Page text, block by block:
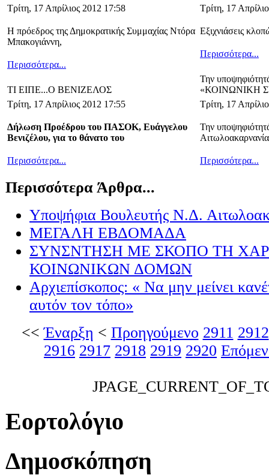
Τρίτη, 17 Απρίλιος 2012 17:58
Η πρόεδρος της Δημοκρατικής Συμμαχίας Ντόρα
Μπακογιάννη,
Περισσότερα...
ΤΙ ΕΙΠΕ...Ο ΒΕΝΙΖΕΛΟΣ
Τρίτη, 17 Απρίλιος 2012 17:55
Δήλωση Προέδρου του ΠΑΣΟΚ, Ευάγγελου
Βενιζέλου, για το θάνατο του
Περισσότερα...
Τρίτη, 17
Εξιχνιάσεις
Περισσότερα...
Την
«ΚΟΙΝΩΝΙΚΗ
Τρίτη, 17
Την
Περισσότερα...
Περισσότερα Άρθρα...
Υποψήφια Βουλευτής Ν.Δ.
ΜΕΓΑΛΗ ΕΒΔΟΜΑΔΑ
ΣΥΝΣΝΤΗΣΗ ΜΕ ΣΚΟΠΟ ΤΗ
ΚΟΙΝΩΝΙΚΩΝ ΔΟΜΩΝ
Αρχιεπίσκοπος: « Να μην μείνει
αυτόν τον τόπο»
<<Έναρξη < Προηγούμενο 2911 2912
2916 2917 2918 2919 2920
Εορτολόγιο
Δημοσκόπηση